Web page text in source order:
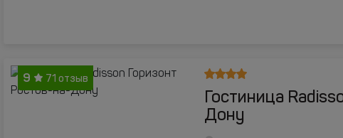
9 71 отзыв
Гостиница
Дону